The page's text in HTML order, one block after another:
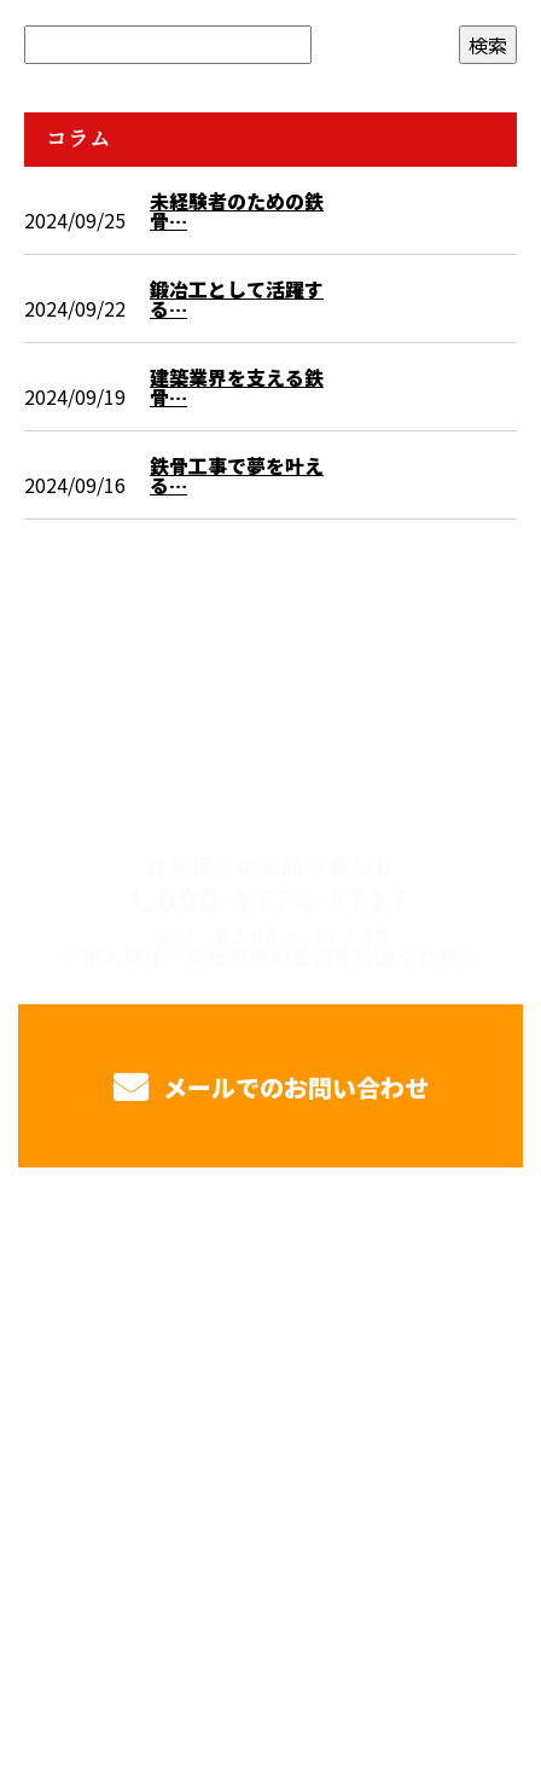
コラム
2024/09/25
未経験者のための鉄
骨…
2024/09/22
鍛冶工として活躍す
る…
2024/09/19
建築業界を支える鉄
骨…
2024/09/16
鉄骨工事で夢を叶え
る…
メールでのお問い合わせ